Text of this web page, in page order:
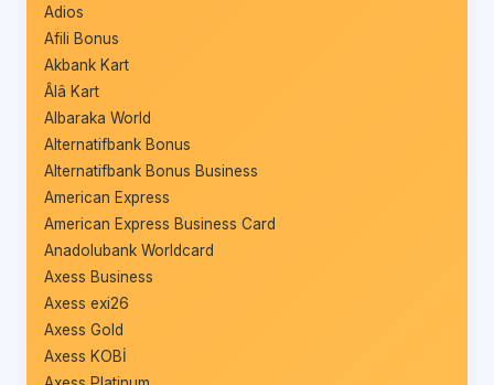
Adios
Afili Bonus
Akbank Kart
Âlâ Kart
Albaraka World
Alternatifbank Bonus
Alternatifbank Bonus Business
American Express
American Express Business Card
Anadolubank Worldcard
Axess Business
Axess exi26
Axess Gold
Axess KOBİ